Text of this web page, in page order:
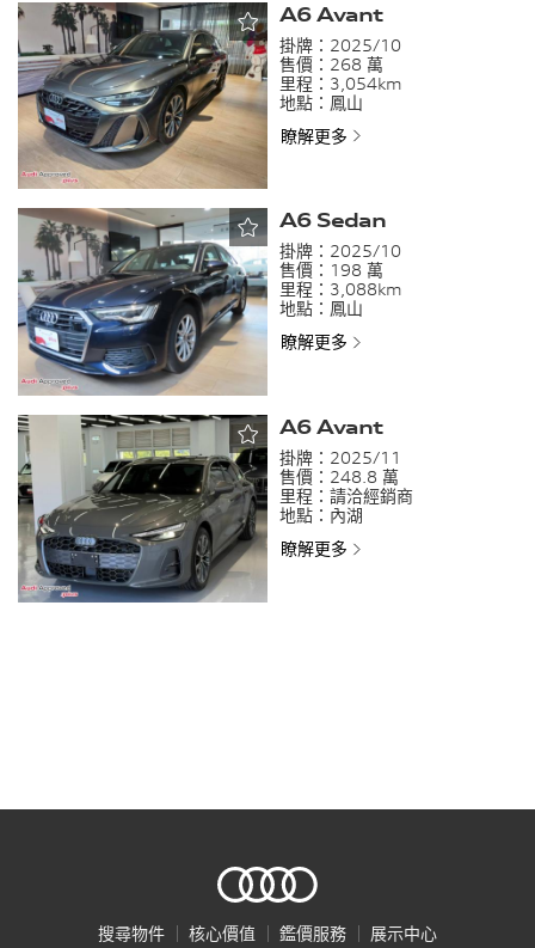
A6 Avant
掛牌： 2025/10
售價： 268 萬
里程： 3,054km
地點： 鳳山
瞭解更多
A6 Sedan
掛牌： 2025/10
售價： 198 萬
里程： 3,088km
地點： 鳳山
瞭解更多
A6 Avant
掛牌： 2025/11
售價： 248.8 萬
里程： 請洽經銷商
地點： 內湖
瞭解更多
搜尋物件 核心價值 鑑價服務 展示中心